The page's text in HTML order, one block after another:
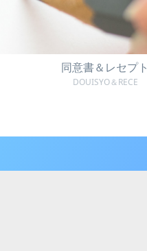
同意書＆レセプト
DOUISYO＆RECE